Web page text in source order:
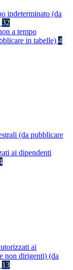
indeterminato (da
32
a tempo
in tabelle) 4
(da pubblicare
ai dipendenti
ai
non dirigenti) (da
13